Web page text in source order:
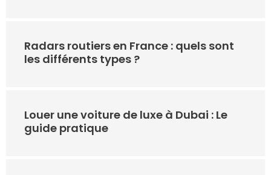
Radars routiers en France : quels sont
les différents types ?
Louer une voiture de luxe à Dubai : Le
guide pratique